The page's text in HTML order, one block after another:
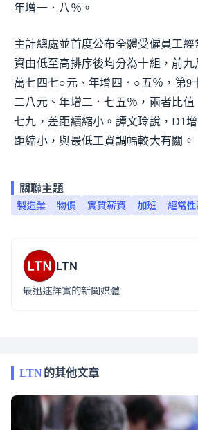
年增一．八％。
主計總處並首度公布全體受僱員工
資由低至高排序後均分為十組，前九
萬七四七○元、年增四．○五％，第9
二八元、年增二．七五％，兩者比值
七九，差距續縮小。譚文玲說，D1
距縮小，與最低工資調幅較大有關。
關聯主題
製造業 物價 實質薪資 加班 經常
LTN
最迅速詳實的新聞媒體
LTN的其他文章